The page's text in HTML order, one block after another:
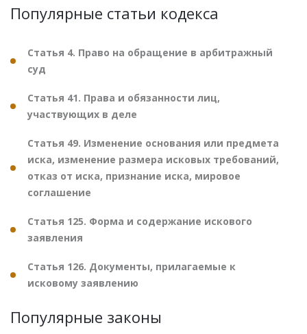
Популярные статьи кодекса
Статья 4. Право на обращение в арбитражный
суд
Статья 41. Права и обязанности лиц,
участвующих в деле
Статья 49. Изменение основания или предмета
иска, изменение размера исковых требований,
отказ от иска, признание иска, мировое
соглашение
Статья 125. Форма и содержание искового
заявления
Статья 126. Документы, прилагаемые к
исковому заявлению
Популярные законы